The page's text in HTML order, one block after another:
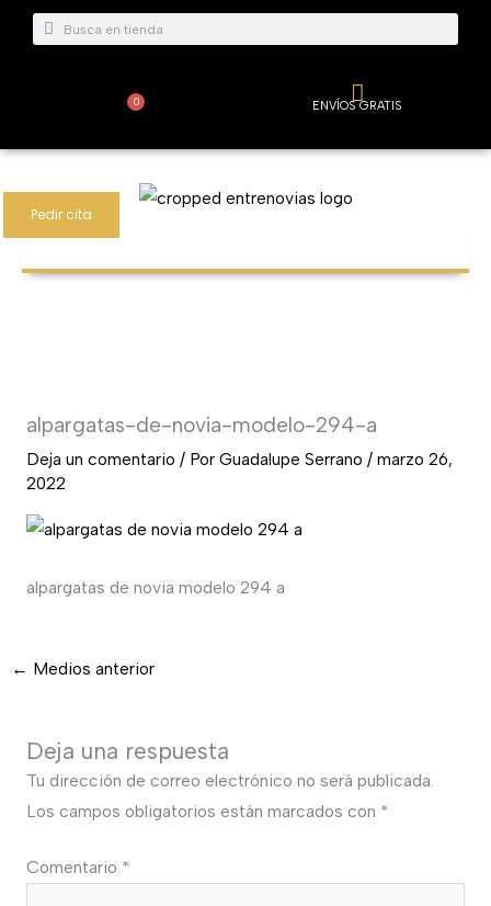
Buscar
Buscar
0
Carrito ENVÍOS GRATIS
Pedir cita
alpargatas-de-novia-modelo-294-a
Deja un comentario / Por Guadalupe Serrano / marzo 26,
2022
alpargatas de novia modelo 294 a
← Medios anterior
Deja una respuesta
Tu dirección de correo electrónico no será publicada.
Los campos obligatorios están marcados con *
Comentario *